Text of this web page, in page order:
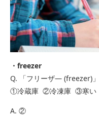
・freezer
Q. 「フリーザ― (freezer)
①冷蔵庫 ②冷凍庫 ③寒い
A. ②